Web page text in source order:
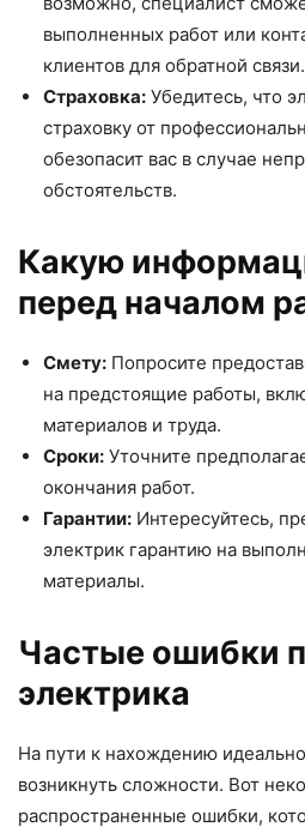
выполненных работ или
клиентов для обратной связи.
Страховка: Убедитесь, что
страховку от
обезопасит вас в случае
обстоятельств.
Какую
перед началом
Смету: Попросите
на предстоящие работы,
материалов и труда.
Сроки: Уточните
окончания работ.
Гарантии: Интересуйтесь,
электрик гарантию на
материалы.
Частые ошибки
электрика
На пути к нахождению
возникнуть сложности. Вот
распространенные ошибки,